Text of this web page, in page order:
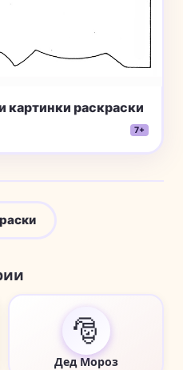
картинки раскраски
7+
🎅
Дед Мороз